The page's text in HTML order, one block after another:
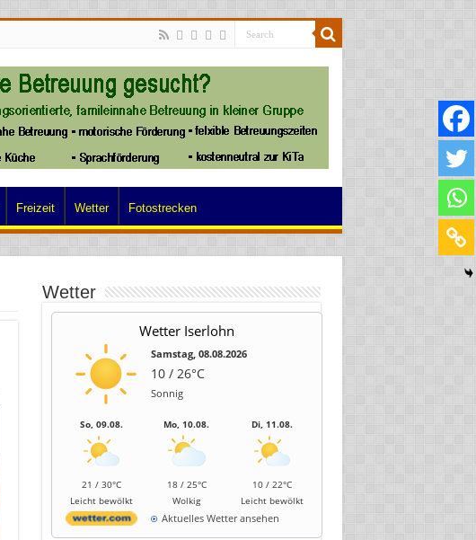
Freizeit Wetter Fotostrecken
Wetter
Wetter Iserlohn
Samstag, 08.08.2026
10 / 26°C
Sonnig
So, 09.08.
21 / 30°C
Leicht bewölkt
Mo, 10.08.
18 / 25°C
Wolkig
Di, 11.08.
10 / 22°C
Leicht bewölkt
Aktuelles Wetter ansehen